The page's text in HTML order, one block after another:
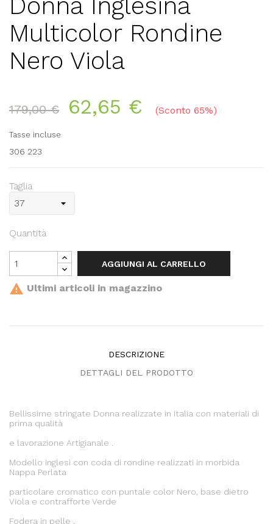
Multicolor Rondine
Nero Viola
179,00 € 62,65 € Sconto 65%
Tasse incluse
306 223
Taglia
Quantità
AGGIUNGI AL CARRELLO
 Ultimi articoli in magazzino
DESCRIZIONE
DETTAGLI DEL PRODOTTO
Bellissime stringate Donna realizzate in Italia con materiali di
prima qualità
e lavorazione Artigianale .
Modello Inglesi con coda di rondine realizzati in morbida
Nappa Perlata
particolare cromatico con puntale color Nero, base dietro
Viola e contrafforte Verde
Fodera in pelle .